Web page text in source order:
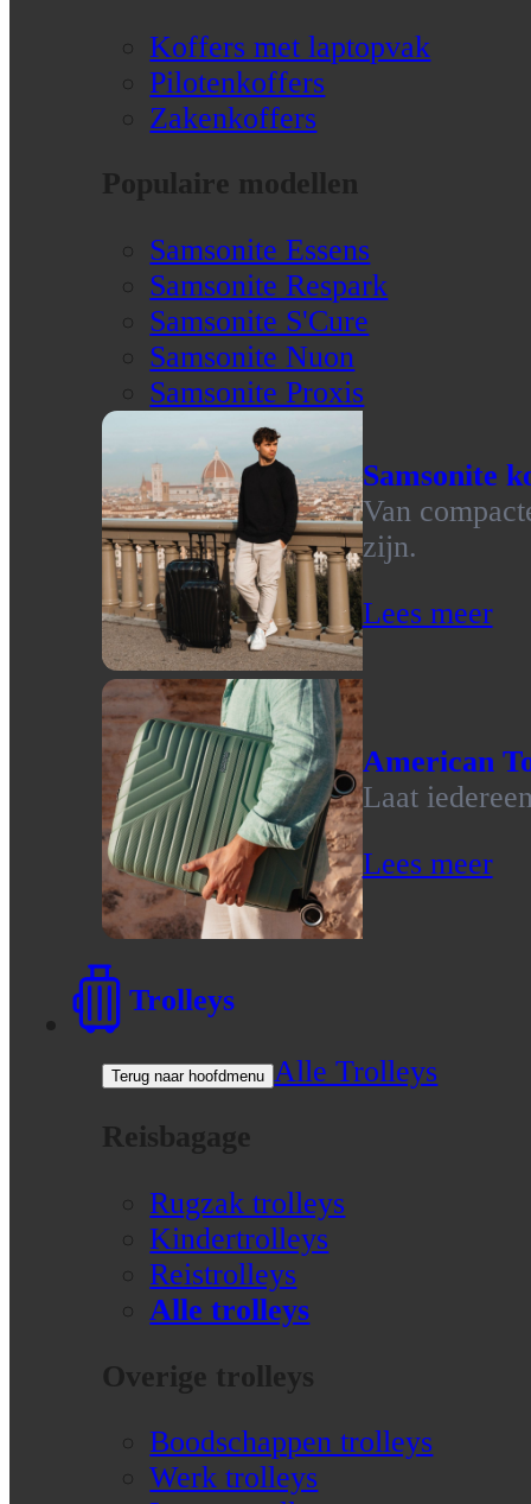
Koffers met laptopvak
Pilotenkoffers
Zakenkoffers
Populaire modellen
Samsonite Essens
Samsonite Respark
Samsonite S'Cure
Samsonite Nuon
Samsonite Proxis
Samsonite
Van
zijn.
Lees meer
American
Laat
Lees meer
Trolleys
Terug naar hoofdmenu Alle Trolleys
Reisbagage
Rugzak trolleys
Kindertrolleys
Reistrolleys
Alle trolleys
Overige trolleys
Boodschappen trolleys
Werk trolleys